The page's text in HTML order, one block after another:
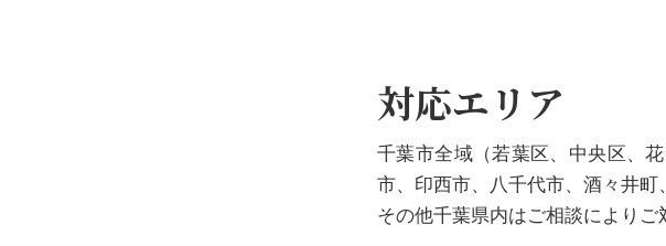
対応エリア
千葉市全域（若葉区、中央区、
市、印西市、八千代市、酒々井
その他千葉県内はご相談によりご